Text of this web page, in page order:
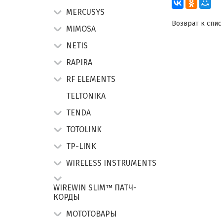
Возврат к
MERCUSYS
MIMOSA
NETIS
RAPIRA
RF ELEMENTS
TELTONIKA
TENDA
TOTOLINK
TP-LINK
WIRELESS INSTRUMENTS
WIREWIN SLIM™ ПАТЧ-
КОРДЫ
МОТОТОВАРЫ